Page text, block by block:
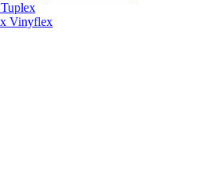
Tuplex
Vinyflex